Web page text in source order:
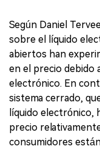
Según Daniel
sobre el líquido
abiertos han
en el precio debido
electrónico. En
sistema cerrado,
líquido electrónico,
precio
consumidores